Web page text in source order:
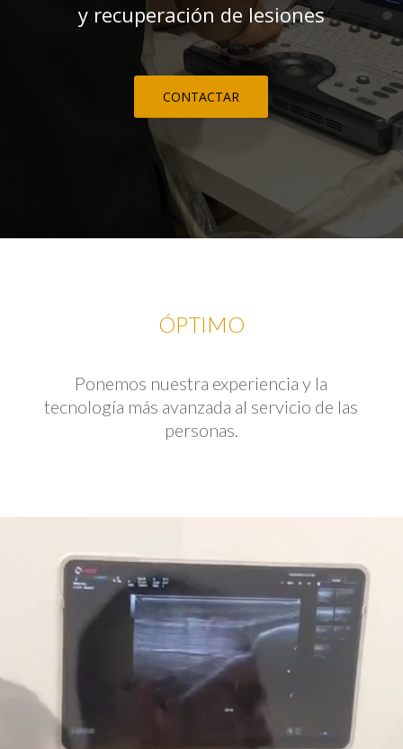
y recuperación de lesiones
CONTACTAR
ÓPTIMO
Ponemos nuestra experiencia y la
tecnología más avanzada al servicio de las
personas.